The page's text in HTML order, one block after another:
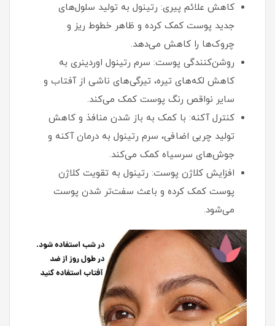
کاهش علائم پیری: رتینول به تولید سلول‌های
جدید پوست کمک کرده و ظاهر خطوط ریز و
چروک‌ها را کاهش می‌دهد.
روشن‌کنندگی پوست: سرم رتینول اوردینری به
کاهش لکه‌های تیره، تیرگی‌های ناشی از آفتاب و
سایر نواقص رنگ پوست کمک می‌کند.
کنترل آکنه: با کمک به باز شدن منافذ و کاهش
تولید چربی اضافی، سرم رتینول به درمان آکنه و
جوش‌های سرسیاه کمک می‌کند.
افزایش کلاژن پوست: رتینول به تقویت کلاژن
پوست کمک کرده و باعث سفت‌تر شدن پوست
می‌شود.